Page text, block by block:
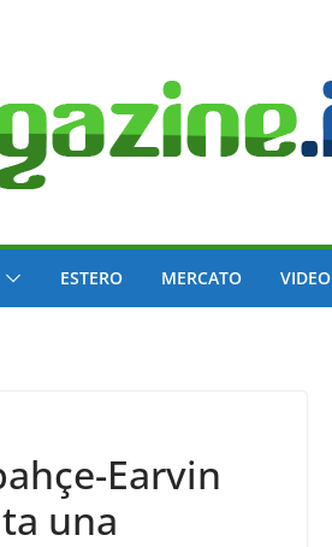
ESTERO MERCATO VIDEO
Earvin
una